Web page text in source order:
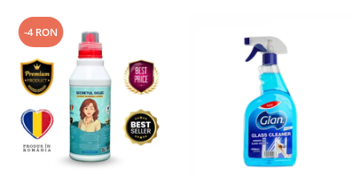
-4 RON